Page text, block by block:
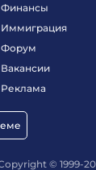
Финансы
Иммиграция
Форум
Вакансии
Реклама
© 1999-